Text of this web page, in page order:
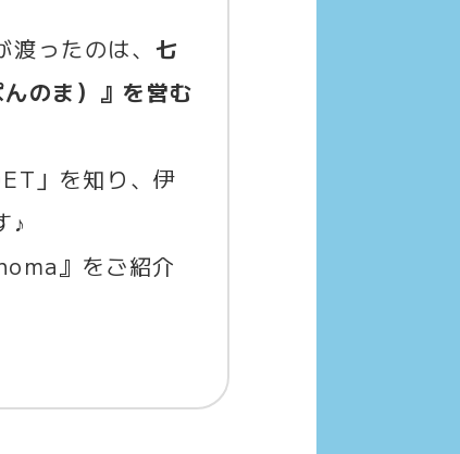
ったのは、 七
のま）』を営む
」を知り、伊
♪
』をご紹介